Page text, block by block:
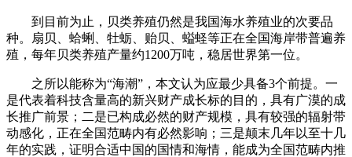
到目前为止，贝类养殖仍然是我国海水养殖业的次要品
种。扇贝、蛤蜊、牡蛎、贻贝、螠蛏等正在全国海岸带普遍养
殖，每年贝类养殖产量约1200万吨，稳居世界第一位。
之所以能称为“海潮”，本文认为应最少具备3个前提。一
是代表着科技含量高的新兴财产成长标的目的，具有广漠的成
长推广前景；二是已构成必然的财产规模，具有较强的辐射带
动感化，正在全国范畴内有必然影响；三是颠末几年以至十几
年的实践，证明合适中国的国情和海情，能成为全国范畴内推